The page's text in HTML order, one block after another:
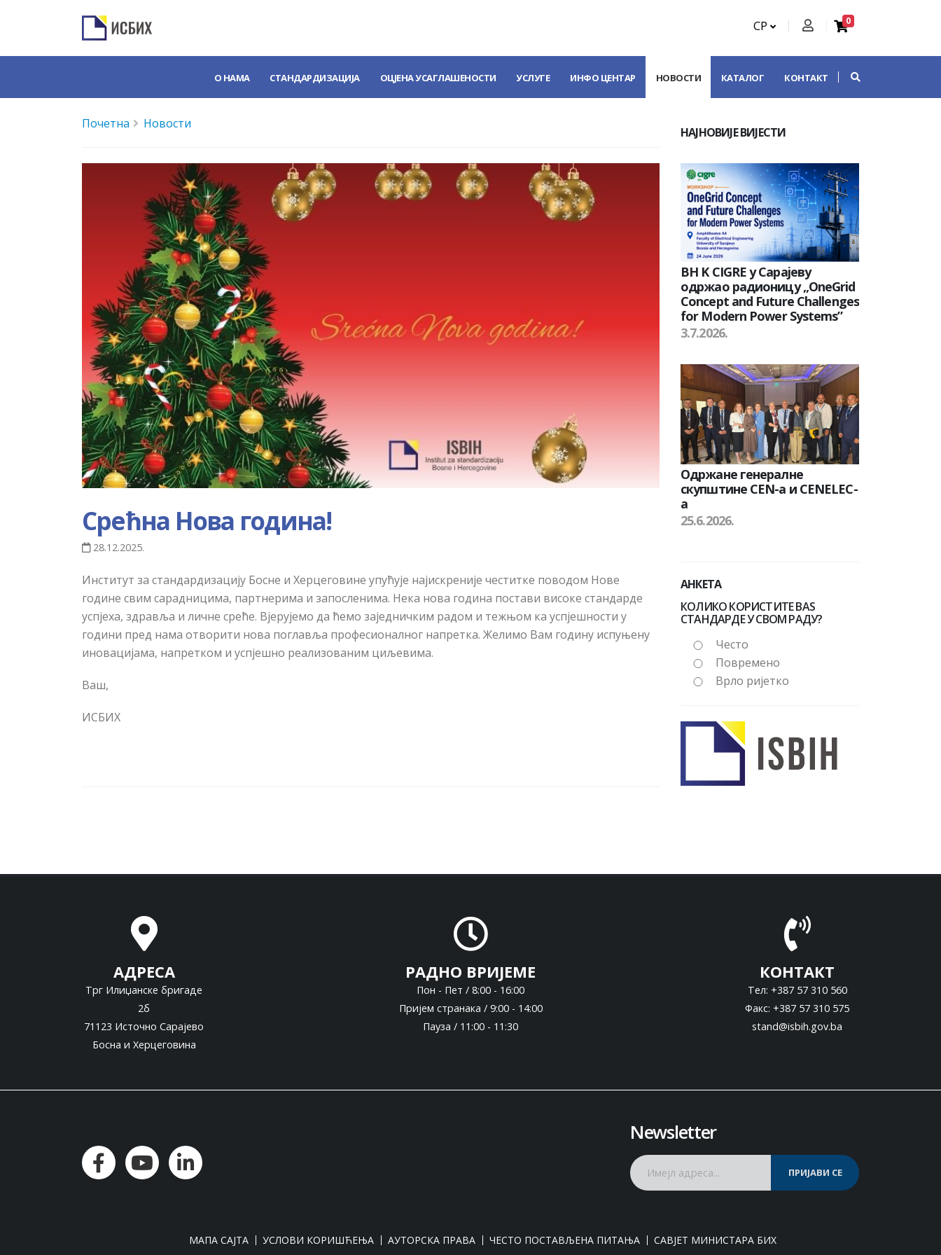
СР 0
О НАМА СТАНДАРДИЗАЦИЈА ОЦЈЕНА УСАГЛАШЕНОСТИ УСЛУГЕ ИНФО ЦЕНТАР НОВОСТИ КАТАЛОГ КОНТАКТ
Почетна Новости
Срећна Нова година!
28.12.2025.
Институт за стандардизацију Босне и Херцеговине упућује најискреније честитке поводом Нове
године свим сарадницима, партнерима и запосленима. Нека нова година постави високе стандарде
успјеха, здравља и личне среће. Вјерујемо да ћемо заједничким радом и тежњом ка успјешности у
години пред нама отворити нова поглавља професионалног напретка. Желимо Вам годину испуњену
иновацијама, напретком и успјешно реализованим циљевима.
Ваш,
ИСБИХ
НАЈНОВИЈЕ ВИЈЕСТИ
BH K CIGRE у Сарајеву
одржао радионицу „OneGrid
Concept and Future Challenges
for Modern Power Systems”
3.7.2026.
Одржане генералне
скупштине CEN-а и CENELEC-
а
25.6.2026.
АНКЕТА
КОЛИКО КОРИСТИТЕ BAS
СТАНДАРДЕ У СВОМ РАДУ?
Често
Повремено
Врло ријетко
АДРЕСА
Трг Илиџанске бригаде
2б
71123 Источно Сарајево
Босна и Херцеговина
РАДНО ВРИЈЕМЕ
Пон - Пет / 8:00 - 16:00
Пријем странака / 9:00 - 14:00
Пауза / 11:00 - 11:30
КОНТАКТ
Тел: +387 57 310 560
Факс: +387 57 310 575
stand@isbih.gov.ba
Newsletter
ПРИЈАВИ СЕ
МАПА САЈТА УСЛОВИ КОРИШЋЕЊА АУТОРСКА ПРАВА ЧЕСТО ПОСТАВЉЕНА ПИТАЊА САВЈЕТ МИНИСТАРА БИХ